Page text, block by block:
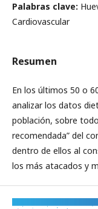
Palabras clave:
Cardiovascular
Resumen
En los últimos 50 o
analizar los datos
población, sobre
recomendada” del
dentro de ellos al
los más atacados y